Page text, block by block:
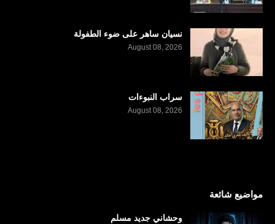
نسيان ساهر على ضوء الطفولة
August 08, 2026
سراب النبوءات
August 08, 2026
مواضيع شائعة
وحشاني جديد مسلم